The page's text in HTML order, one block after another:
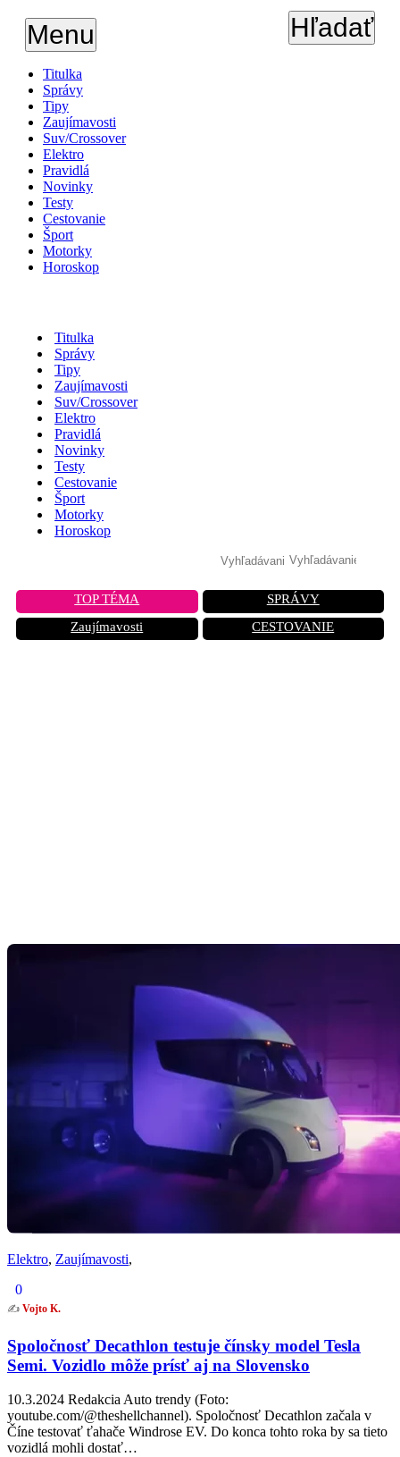
Menu Hľadať
Titulka
Správy
Tipy
Zaujímavosti
Suv/Crossover
Elektro
Pravidlá
Novinky
Testy
Cestovanie
Šport
Motorky
Horoskop
Titulka
Správy
Tipy
Zaujímavosti
Suv/Crossover
Elektro
Pravidlá
Novinky
Testy
Cestovanie
Šport
Motorky
Horoskop
TOP TÉMA
SPRÁVY
Zaujímavosti
CESTOVANIE
Elektro, Zaujímavosti,
0
✍️ Vojto K.
Spoločnosť Decathlon testuje čínsky model Tesla
Semi. Vozidlo môže prísť aj na Slovensko
10.3.2024 Redakcia Auto trendy (Foto:
youtube.com/@theshellchannel). Spoločnosť Decathlon začala v
Číne testovať ťahače Windrose EV. Do konca tohto roka by sa tieto
vozidlá mohli dostať…